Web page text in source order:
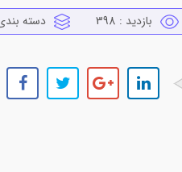
بازدید : 398 دسته